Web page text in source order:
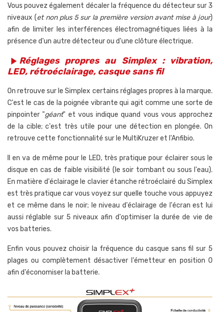
Vous pouvez également décaler la fréquence du détecteur sur 3
niveaux (et non plus 5 sur la première version avant mise à jour)
afin de limiter les interférences électromagnétiques liées à la
présence d'un autre détecteur ou d'une clôture électrique.
play_arrow Réglages propres au Simplex : vibration,
LED, rétroéclairage, casque sans fil
On retrouve sur le Simplex certains réglages propres à la marque.
C'est le cas de la poignée vibrante qui agit comme une sorte de
pinpointer "géant" et vous indique quand vous vous approchez
de la cible; c'est très utile pour une détection en plongée. On
retrouve cette fonctionnalité sur le MultiKruzer et l'Anfibio.
Il en va de même pour le LED, très pratique pour éclairer sous le
disque en cas de faible visibilité (le soir tombant ou sous l'eau).
En matière d'éclairage le clavier étanche rétroéclairé du Simplex
est très pratique car vous voyez sur quelle touche vous appuyez
et ce même dans le noir; le niveau d'éclairage de l'écran est lui
aussi réglable sur 5 niveaux afin d'optimiser la durée de vie de
vos batteries.
Enfin vous pouvez choisir la fréquence du casque sans fil sur 5
plages ou complètement désactiver l'émetteur en position 0
afin d'économiser la batterie.